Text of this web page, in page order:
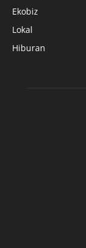
Ekobiz
Lokal
Hiburan